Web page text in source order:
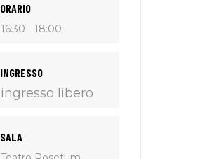
ORARIO
16:30 - 18:00
INGRESSO
ingresso libero
SALA